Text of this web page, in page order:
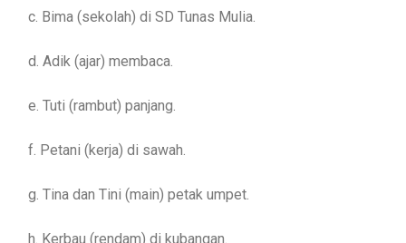
c. Bima (sekolah) di SD Tunas Mulia.
d. Adik (ajar) membaca.
e. Tuti (rambut) panjang.
f. Petani (kerja) di sawah.
g. Tina dan Tini (main) petak umpet.
h. Kerbau (rendam) di kubangan.